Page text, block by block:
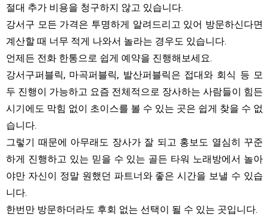
절대 추가 비용을 청구하지 않고 있습니다.
강서구 모든 가격은 투명하게 알려드리고 있어 방문하신다면
계산할 때 너무 적게 나와서 놀라는 경우도 있습니다.
언제든 전화 한통으로 쉽게 예약을 진행해보세요.
강서구퍼블릭, 마곡퍼블릭, 발산퍼블릭은 접대와 회식 등 모
두 진행이 가능하고 요즘 전체적으로 장사하는 사람들이 힘든
시기에도 막힘 없이 초이스를 볼 수 있는 곳은 쉽게 찾을 수 없
습니다.
그렇기 때문에 아무래도 장사가 잘 되고 홍보도 열심히 꾸준
하게 진행하고 있는 믿을 수 있는 골든 타워 노래방에서 놀아
야만 자신이 정말 원했던 파트너와 좋은 시간을 보낼 수 있습
니다.
한번만 방문하더라도 후회 없는 선택이 될 수 있는 곳입니다.